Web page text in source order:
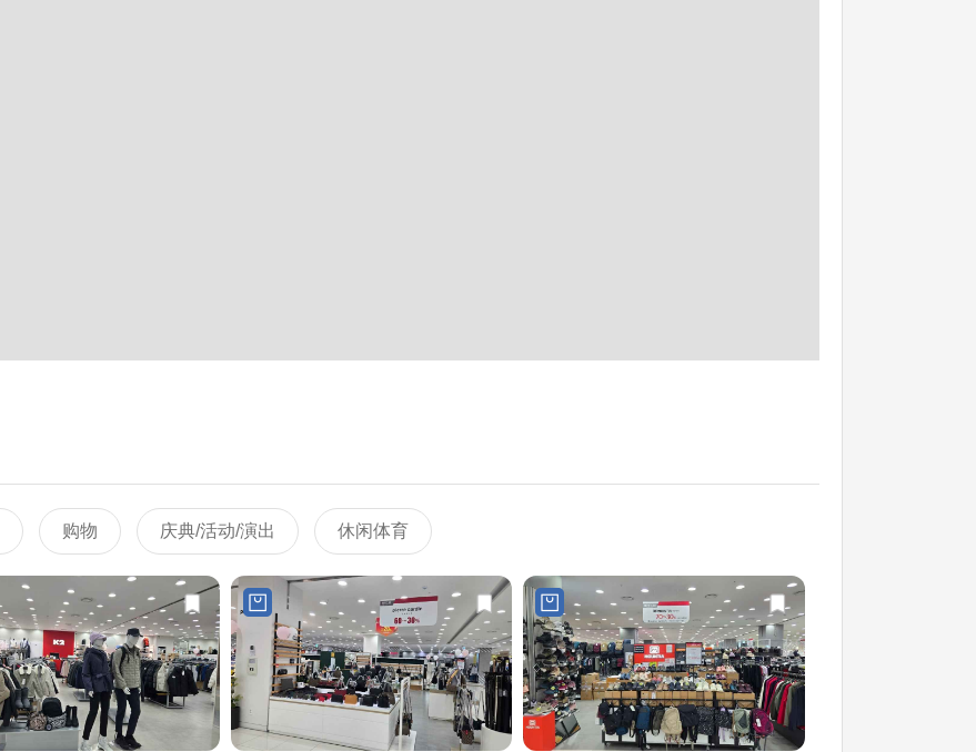
购物 庆典/活动/演出 休闲体育